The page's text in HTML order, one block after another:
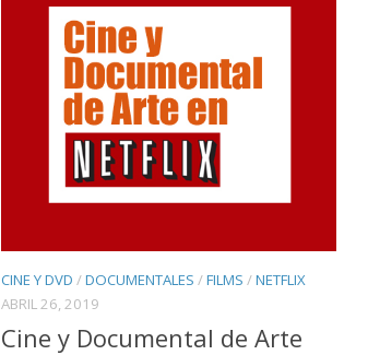
CINE Y DVD /DOCUMENTALES /FILMS /NETFLIX
ABRIL 26, 2019
Cine y Documental de Arte